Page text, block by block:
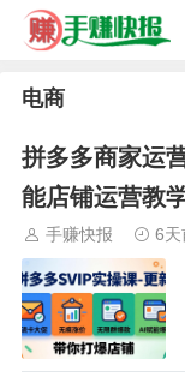
电商
拼多多商家运
能店铺运营教
手赚快报 6天